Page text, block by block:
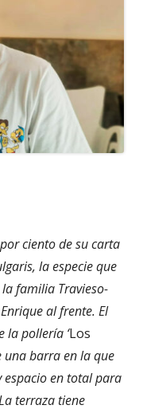
ciento de su carta
, la especie que
familia Travieso-
al frente. El
la pollería ‘Los
una barra en la que
espacio en total para
terraza tiene